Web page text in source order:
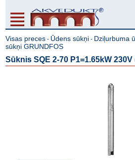
Visas preces - Ūdens sūkņi - Dziļurbuma
sūkņi GRUNDFOS
Sūknis SQE 2-70 P1=1.65kW